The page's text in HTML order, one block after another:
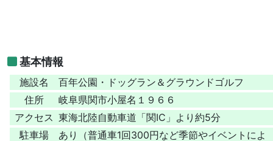
基本情報
施設名
百年公園・ドッグラン＆グラウンドゴルフ
住所
岐阜県関市小屋名１９６６
アクセス 東海北陸自動車道「関IC」より約5分
駐車場
あり（普通車1回300円など季節やイベントによ